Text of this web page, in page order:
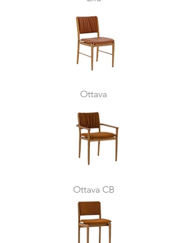
Ottava
Ottava CB